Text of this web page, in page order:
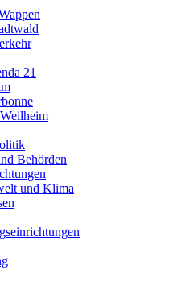
21
Behörden
und Klima